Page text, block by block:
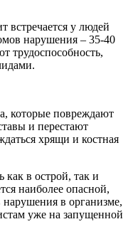
у людей
нарушения – 35-40
трудоспособность,
которые повреждают
и перестают
хрящи и костная
как в острой, так и
наиболее опасной,
нарушения в организме,
уже на запущенной